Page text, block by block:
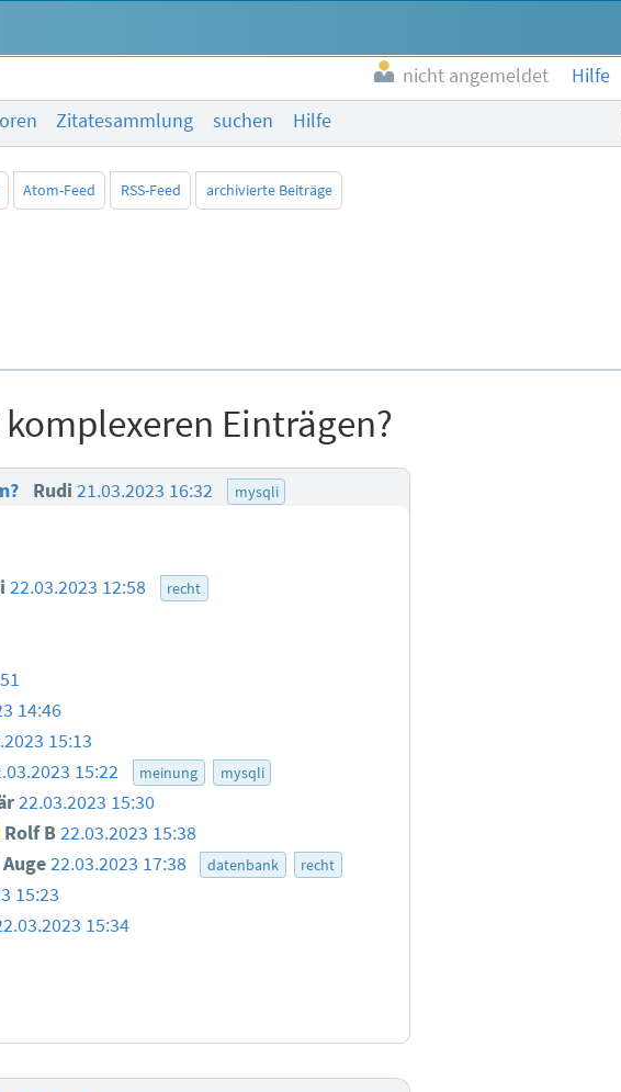
nicht angemeldet Hilfe
Zitatesammlung suchen Hilfe
Atom-Feed RSS-Feed archivierte Beiträge
Einträgen?
Rudi21.03.2023 16:32 mysqli
22.03.2023 12:58 recht
14:46
15:13
15:22 meinung mysqli
22.03.2023 15:30
Rolf B22.03.2023 15:38
22.03.2023 17:38 datenbank recht
15:23
15:34